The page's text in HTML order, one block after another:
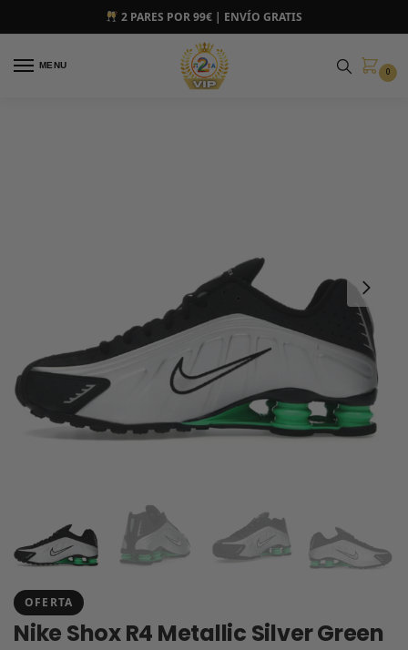
2 PARES POR 99€ | ENVÍO GRATIS
MENU
0
OFERTA
Nike Shox R4 Metallic Silver Green